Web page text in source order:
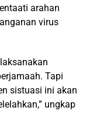
arahan
virus
Tapi
sistuasi ini akan
ungkap